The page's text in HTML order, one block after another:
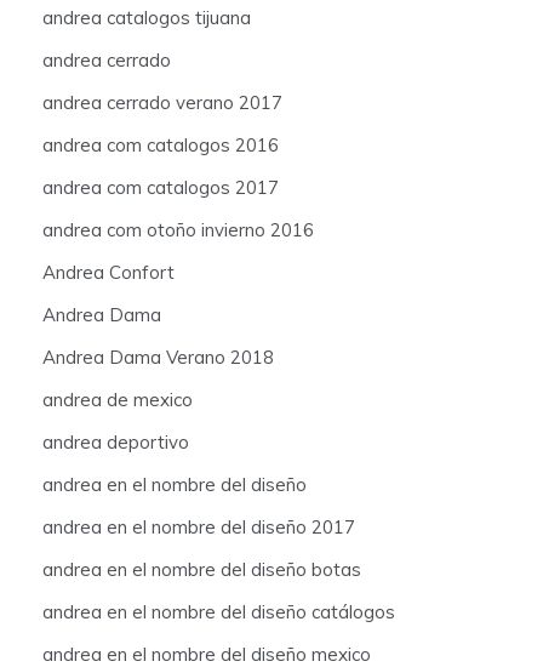
andrea catalogos tijuana
andrea cerrado
andrea cerrado verano 2017
andrea com catalogos 2016
andrea com catalogos 2017
andrea com otoño invierno 2016
Andrea Confort
Andrea Dama
Andrea Dama Verano 2018
andrea de mexico
andrea deportivo
andrea en el nombre del diseño
andrea en el nombre del diseño 2017
andrea en el nombre del diseño botas
andrea en el nombre del diseño catálogos
andrea en el nombre del diseño mexico